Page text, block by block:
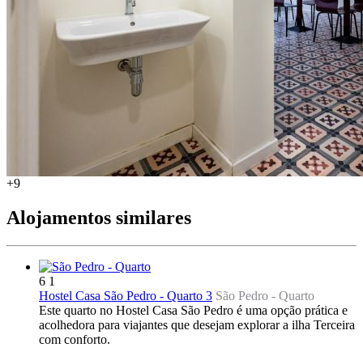
+9
Alojamentos similares
6 1
Hostel Casa São Pedro - Quarto 3 São Pedro - Quarto
Este quarto no Hostel Casa São Pedro é uma opção prática e
acolhedora para viajantes que desejam explorar a ilha Terceira
com conforto.